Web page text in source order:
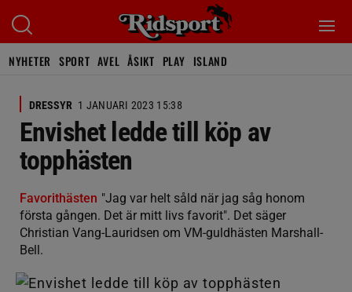
NYHETER SPORT AVEL ÅSIKT PLAY ISLAND
DRESSYR 1 JANUARI 2023 15:38
Envishet ledde till köp av
topphästen
Favorithästen "Jag var helt såld när jag såg honom
första gången. Det är mitt livs favorit". Det säger
Christian Vang-Lauridsen om VM-guldhästen Marshall-
Bell.